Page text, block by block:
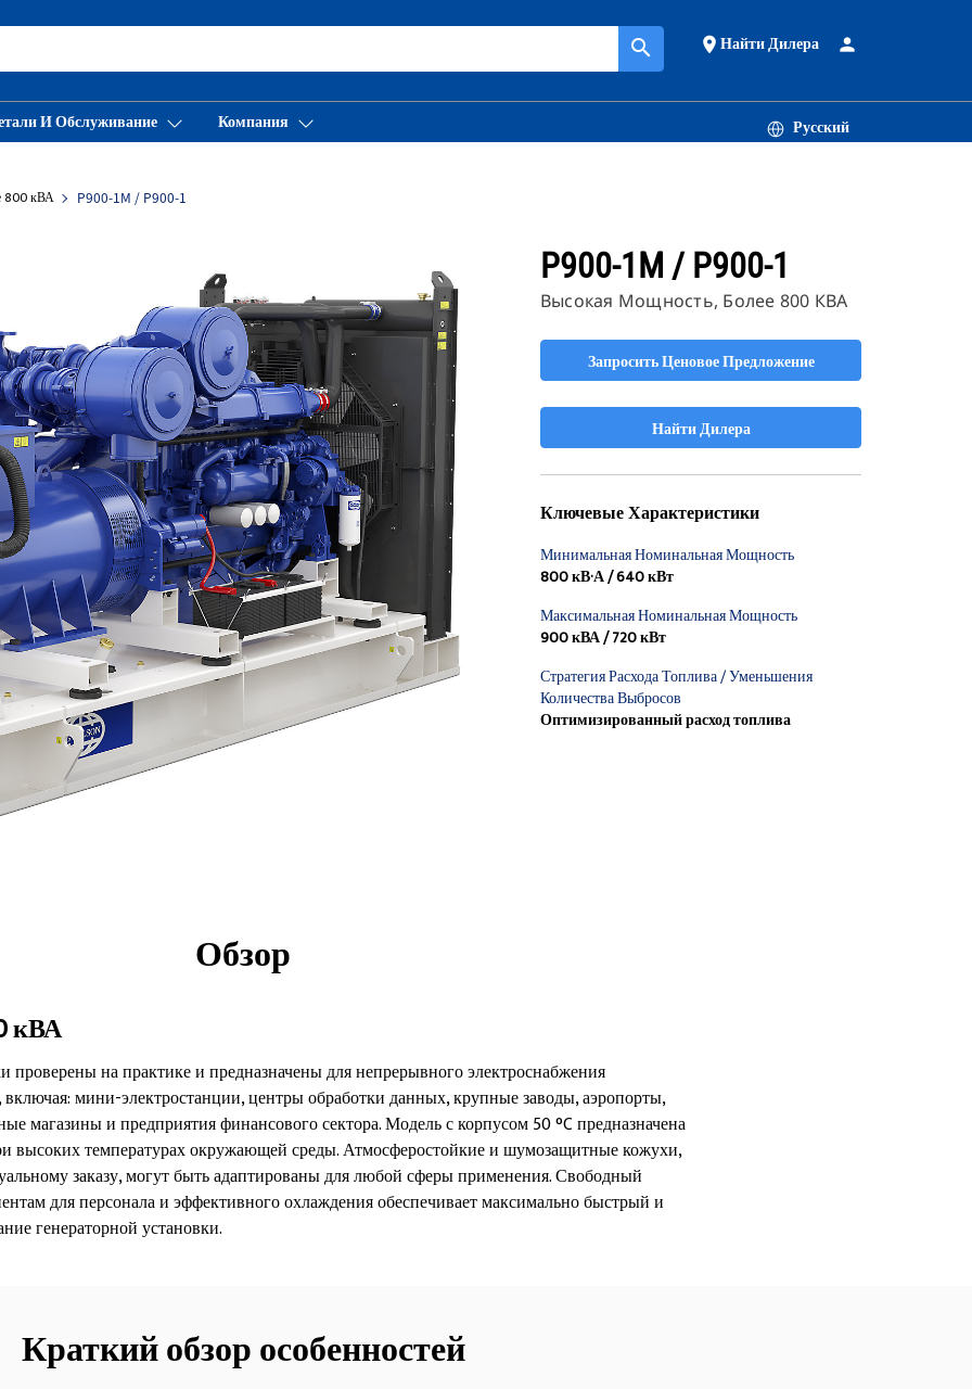
search place Найти Дилера person
И Обслуживание Компания Русский
800 кВА P900-1M / P900-1
P900-1M / P900-1
Высокая Мощность, Более 800 КВА
Запросить Ценовое Предложение
Найти Дилера
Ключевые Характеристики
Минимальная Номинальная Мощность
800 кВ·А / 640 кВт
Максимальная Номинальная Мощность
900 кВА / 720 кВт
Стратегия Расхода Топлива / Уменьшения
Количества Выбросов
Оптимизированный расход топлива
Технические характеристики
Обзор
кВА
проверены на практике и предназначены для непрерывного электроснабжения
мини-электростанции, центры обработки данных, крупные заводы, аэропорты,
магазины и предприятия финансового сектора. Модель с корпусом 50 °C предназначена
высоких температурах окружающей среды. Атмосферостойкие и шумозащитные кожухи,
заказу, могут быть адаптированы для любой сферы применения. Свободный
для персонала и эффективного охлаждения обеспечивает максимально быстрый и
генераторной установки.
Краткий обзор особенностей